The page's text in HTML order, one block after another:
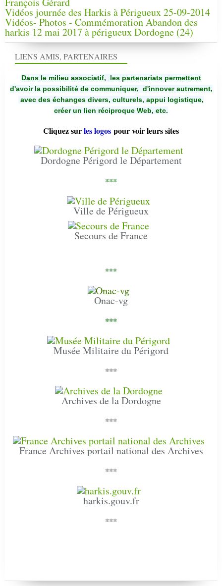
Vidéos journée des Harkis à Périgueux 25-09-2014
Vidéos- Photos - Commémoration Abandon des
harkis 12 mai 2017 à périgueux Dordogne (24)
LIENS AMIS, PARTENAIRES
Dans le milieu associatif, les partenariats permettent
d'avoir la possibilité de communiquer, d'innover autrement,
avec des échanges divers, culturels, appui logistique,
créer un lien réciproque Web, etc.
Cliquez surles logos pour voir leurs sites
Dordogne Périgord le Département
***
Ville de Périgueux
Secours de France
***
Onac-vg
***
Musée Militaire du Périgord
***
Archives de la Dordogne
***
France Archives portail national des Archives
***
harkis.gouv.fr
***